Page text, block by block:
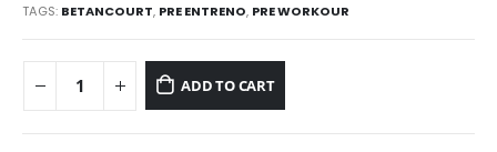
TAGS: BETANCOURT, PRE ENTRENO, PRE WORKOUR
ADD TO CART